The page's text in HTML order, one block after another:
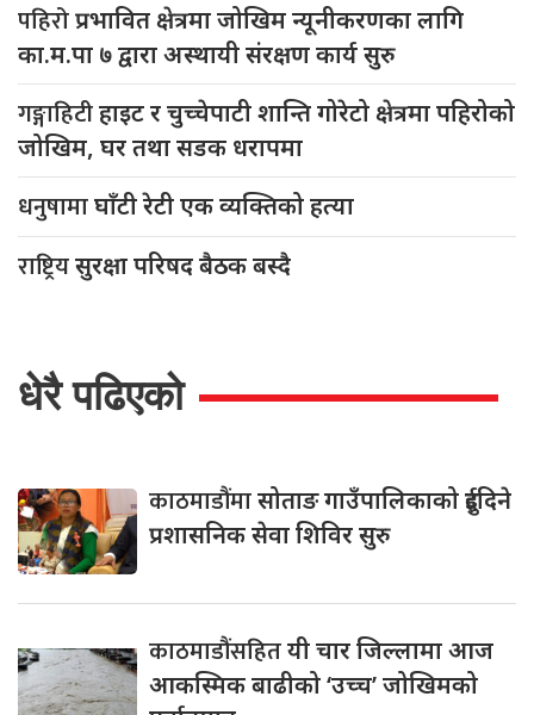
पहिरोप्रभावित क्षेत्रमा जोखिम न्यूनीकरणका लागि
का.म.पा ७ द्वारा अस्थायी संरक्षण कार्य सुरु
गङ्गाहिटीहाइट र चुच्चेपाटी शान्ति गोरेटो क्षेत्रमा पहिरोको
जोखिम, घर तथा सडक धरापमा
धनुषामाघाँटी रेटी एक व्यक्तिको हत्या
राष्ट्रियसुरक्षा परिषद बैठक बस्दै
धेरै पढिएको
काठमाडौंमासोताङ गाउँपालिकाको दुईदिने
प्रशासनिक सेवा शिविर सुरु
काठमाडौंसहितयी चार जिल्लामा आज
आकस्मिक बाढीको ‘उच्च’ जोखिमको